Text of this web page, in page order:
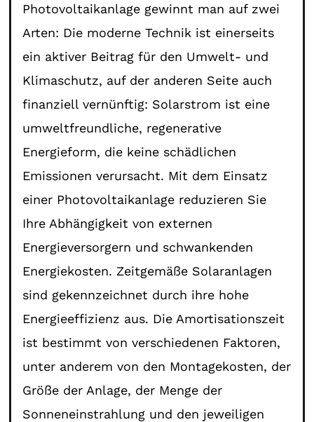
Photovoltaikanlage gewinnt man auf zwei
Arten: Die moderne Technik ist einerseits
ein aktiver Beitrag für den Umwelt- und
Klimaschutz, auf der anderen Seite auch
finanziell vernünftig: Solarstrom ist eine
umweltfreundliche, regenerative
Energieform, die keine schädlichen
Emissionen verursacht. Mit dem Einsatz
einer Photovoltaikanlage reduzieren Sie
Ihre Abhängigkeit von externen
Energieversorgern und schwankenden
Energiekosten. Zeitgemäße Solaranlagen
sind gekennzeichnet durch ihre hohe
Energieeffizienz aus. Die Amortisationszeit
ist bestimmt von verschiedenen Faktoren,
unter anderem von den Montagekosten, der
Größe der Anlage, der Menge der
Sonneneinstrahlung und den jeweiligen